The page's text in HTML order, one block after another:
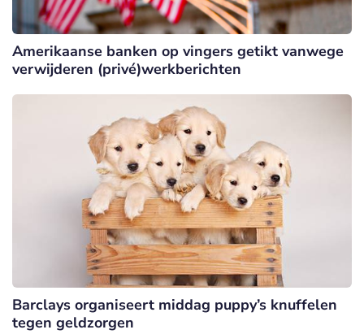
Amerikaanse banken op vingers getikt vanwege
verwijderen (privé)werkberichten
Barclays organiseert middag puppy’s knuffelen
tegen geldzorgen